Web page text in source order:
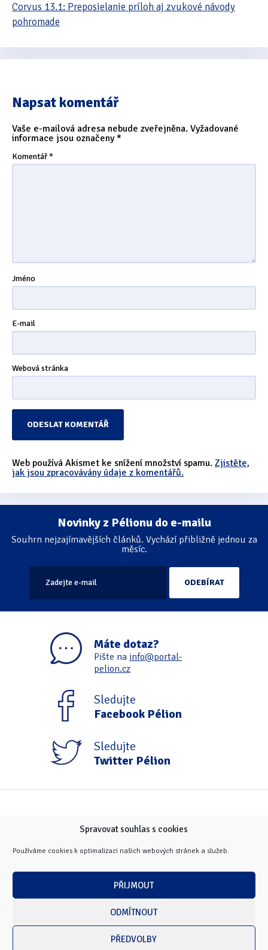
Spravovat souhlas s cookies
Používáme cookies k optimalizaci našich webových stránek a služeb.
PŘIJMOUT
ODMÍTNOUT
PŘEDVOLBY
Corvus 13.1: Preposielanie príloh aj zvukové návody
pohromade
Napsat komentář
Vaše e-mailová adresa nebude zveřejněna. Vyžadované
informace jsou označeny*
Komentář*
Jméno
E-mail
Webová stránka
Web používá Akismet ke snížení množství spamu. Zjistěte,
jak jsou zpracovávány údaje z komentářů.
Novinky z Pélionu do e-mailu
Souhrn nejzajímavějších článků. Vychází přibližně jednou za
měsíc.
Máte dotaz?
Pište na info@portal-
pelion.cz
Sledujte
Facebook Pélion
Sledujte
Twitter Pélion